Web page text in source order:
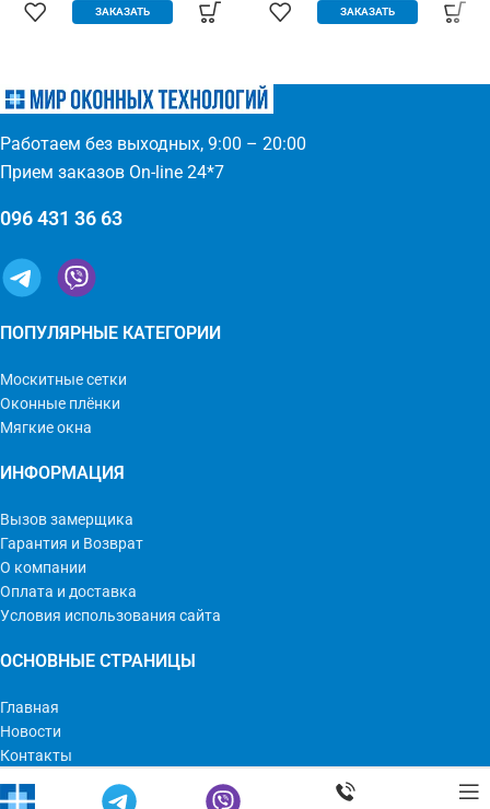
одевается и снимается -
ломается - любые формы и
трапеция - проста в установке
(инструмент не нужен)
ЗАКАЗАТЬ
и в бок - высокая прочность и
простое управление
(автоматическое выдвижение)
- широкий выбор цвета по
ЗАКАЗАТЬ
Работаем без выходных, 9:00 – 20:00
Прием заказов On-line 24*7
096 431 36 63
ПОПУЛЯРНЫЕ КАТЕГОРИИ
Москитные сетки
Оконные плёнки
Мягкие окна
ИНФОРМАЦИЯ
Вызов замерщика
Гарантия и Возврат
О компании
Оплата и доставка
Условия использования сайта
ОСНОВНЫЕ СТРАНИЦЫ
Главная
Новости
Контакты
Мир Оконных Технологий © 2023 | Все права защищены